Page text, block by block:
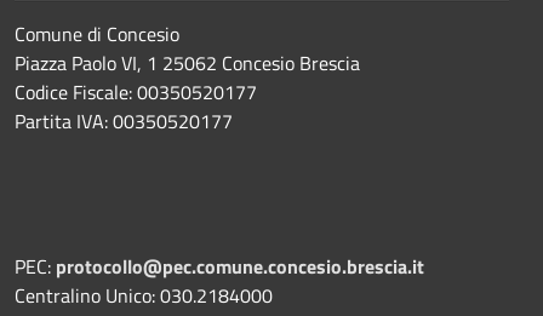
Comune di Concesio
Piazza Paolo VI, 1 25062 Concesio Brescia
Codice Fiscale: 00350520177
Partita IVA: 00350520177
PEC: protocollo@pec.comune.concesio.brescia.it
Centralino Unico: 030.2184000